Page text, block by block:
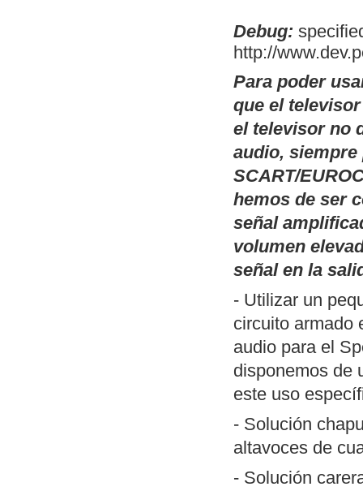
OpenMSX
Linux de
selectores de
modelo de
plataformas
existen esos
Publicamos
(TSR)
monitor de
inversión del
que han
DOS y un
Publicamos
SciTE (Linux/
ZXSpectrum.
herramientas
desarrollar
Actualización
MP3". Incluye
forma
Debug:
http://
Para poder
que el
el televisor no
audio,
SCART/
hemos de ser
señal
volumen
señal en la
- Utilizar un
circuito armado
audio para el
disponemos de
este uso
- Solución
altavoces de
- Solución